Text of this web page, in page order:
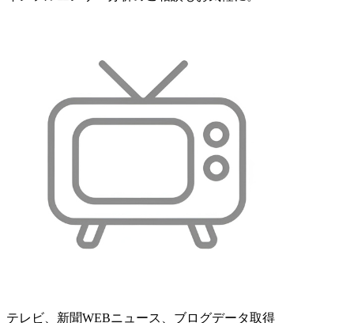
テレビ、新聞WEBニュース、ブログデータ取得